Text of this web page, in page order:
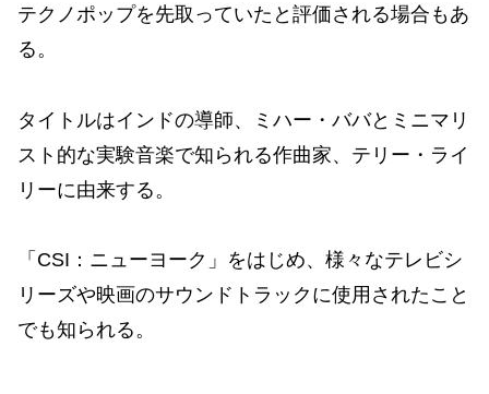
テクノポップを先取っていたと評価される場合もあ
る。
タイトルはインドの導師、ミハー・ババとミニマリ
スト的な実験音楽で知られる作曲家、テリー・ライ
リーに由来する。
「CSI：ニューヨーク」をはじめ、様々なテレビシ
リーズや映画のサウンドトラックに使用されたこと
でも知られる。